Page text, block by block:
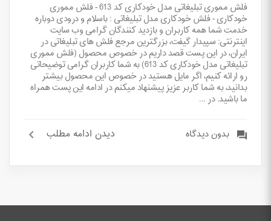
فلش مموری تبلیغاتی مدل خودکاری کد 613 - فلش مموری
خودکاری - فلش خودکاری مدل تبلیغاتی : باسلام و درودی دوباره
خدمت شما همه کاربران و بازدید کنندگان گرامی وب سایت
اینترنتی: سپیدار گیفت، بزرگترین مرجع فلش های تبلیغاتی در
ایران، در این پست قصد داریم در خصوص محصول (فلش مموری
تبلیغاتی مدل خودکاری کد 613) به شما کاربران گرامی توضیحاتی
رو ارائه کنیم، اگر مایل هستید در خصوص این محصول بیشتر
بدانید، به شما کاربر عزیز پیشنهاد میکنم در ادامه این پست همراه
ما باشید. در ...
بدون دیدگاه دیدن ادامه مطلب